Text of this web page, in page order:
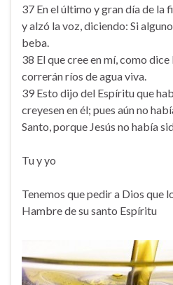
37 En el último y gran día de la
y alzó la voz, diciendo: Si
beba.
38 El que cree en mí, como
correrán ríos de agua viva.
39 Esto dijo del Espíritu que
creyesen en él; pues aún no
Santo, porque Jesús no había
Tu y yo
Tenemos que pedir a Dios que
Hambre de su santo Espíritu